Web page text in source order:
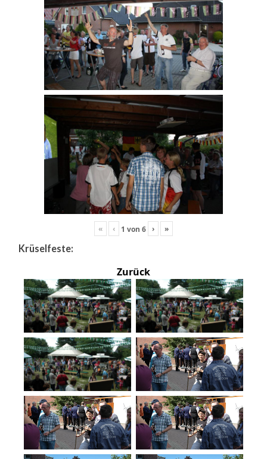
« ‹ 1 von 6 › »
Krüselfeste:
Zurück